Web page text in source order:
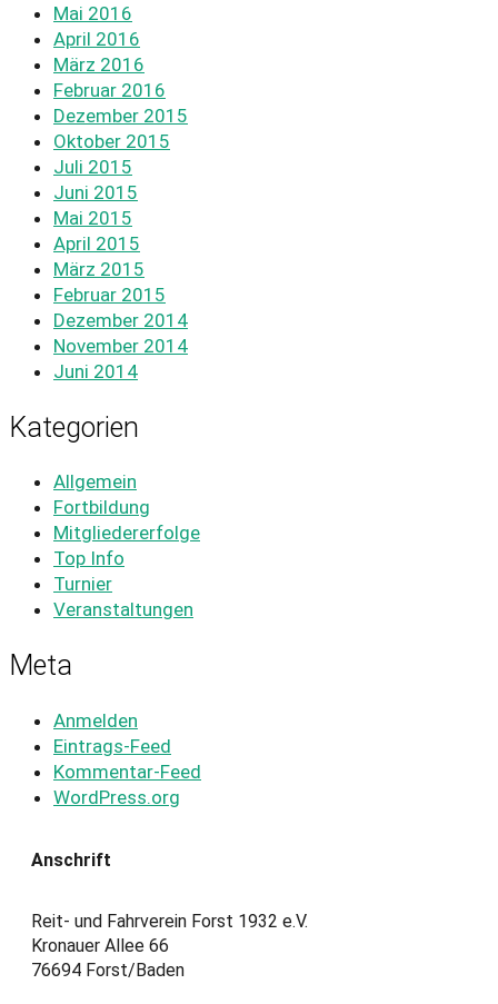
Mai 2016
April 2016
März 2016
Februar 2016
Dezember 2015
Oktober 2015
Juli 2015
Juni 2015
Mai 2015
April 2015
März 2015
Februar 2015
Dezember 2014
November 2014
Juni 2014
Kategorien
Allgemein
Fortbildung
Mitgliedererfolge
Top Info
Turnier
Veranstaltungen
Meta
Anmelden
Eintrags-Feed
Kommentar-Feed
WordPress.org
Anschrift
Reit- und Fahrverein Forst 1932 e.V.
Kronauer Allee 66
76694 Forst/Baden